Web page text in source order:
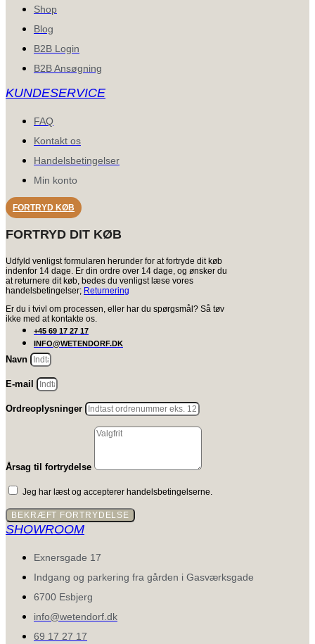
Shop
Blog
B2B Login
B2B Ansøgning
KUNDESERVICE
FAQ
Kontakt os
Handelsbetingelser
Min konto
FORTRYD KØB
FORTRYD DIT KØB
Udfyld venligst formularen herunder for at fortryde dit køb
indenfor 14 dage. Er din ordre over 14 dage, og ønsker du
at returnere dit køb, bedes du venligst læse vores
handelsbetingelser; Returnering
Er du i tvivl om processen, eller har du spørgsmål? Så tøv
ikke med at kontakte os.
+45 69 17 27 17
INFO@WETENDORF.DK
Navn
E-mail
Ordreoplysninger
Årsag til fortrydelse
Jeg har læst og accepterer handelsbetingelserne.
BEKRÆFT FORTRYDELSE
SHOWROOM
Exnersgade 17
Indgang og parkering fra gården i Gasværksgade
6700 Esbjerg
info@wetendorf.dk
69 17 27 17